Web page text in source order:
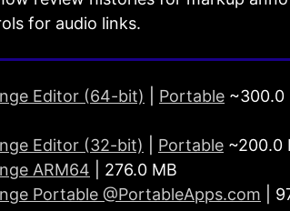
for audio links.
Editor (64-bit) Portable ~300.0
Editor (32-bit) Portable ~200.0
ARM64 | 276.0 MB
Portable @PortableApps.com |